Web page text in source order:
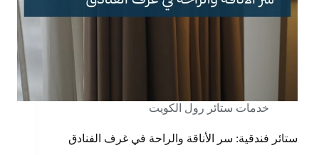
خدمات ستائر رول الكويت
ستائر فندقية: سر الأناقة والراحة في غرف الفنادق